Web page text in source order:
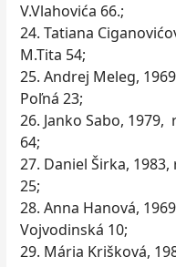
V.Vlahovića 66.;
24. Tatiana
M.Tita 54;
25. Andrej Meleg,
Poľná 23;
26. Janko Sabo,
64;
27. Daniel Širka,
25;
28. Anna Hanová,
Vojvodinská 10;
29. Mária Krišková,